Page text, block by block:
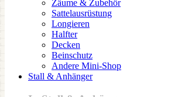
Zäume & Zubehör
Sattelausrüstung
Longieren
Halfter
Decken
Beinschutz
Andere Mini-Shop
Stall & Anhänger